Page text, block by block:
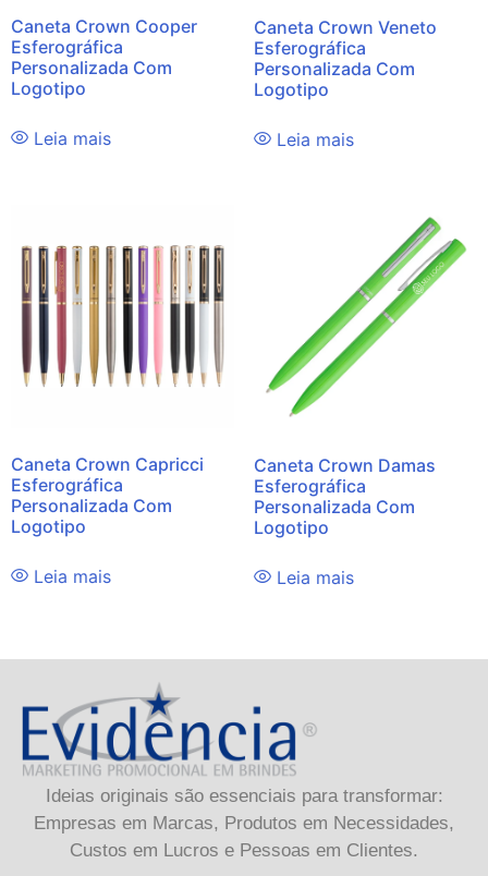
Caneta Crown Cooper
Esferográfica
Personalizada Com
Logotipo
Leia mais
Caneta Crown Veneto
Esferográfica
Personalizada Com
Logotipo
Leia mais
Caneta Crown Capricci
Esferográfica
Personalizada Com
Logotipo
Leia mais
Caneta Crown Damas
Esferográfica
Personalizada Com
Logotipo
Leia mais
Ideias originais são essenciais para transformar:
Empresas em Marcas, Produtos em Necessidades,
Custos em Lucros e Pessoas em Clientes.